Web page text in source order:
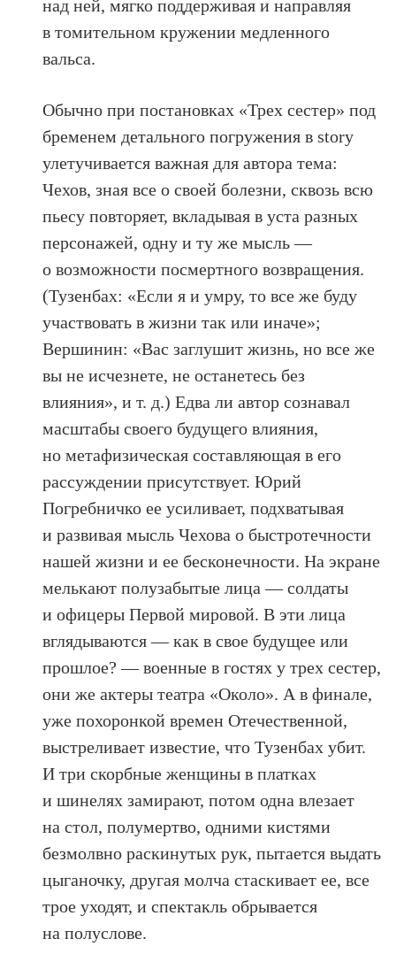
над ней, мягко поддерживая и направляя
в томительном кружении медленного
вальса.
Обычно при постановках «Трех сестер» под
бременем детального погружения в story
улетучивается важная для автора тема:
Чехов, зная все о своей болезни, сквозь всю
пьесу повторяет, вкладывая в уста разных
персонажей, одну и ту же мысль —
о возможности посмертного возвращения.
(Тузенбах: «Если я и умру, то все же буду
участвовать в жизни так или иначе»;
Вершинин: «Вас заглушит жизнь, но все же
вы не исчезнете, не останетесь без
влияния», и т. д.) Едва ли автор сознавал
масштабы своего будущего влияния,
но метафизическая составляющая в его
рассуждении присутствует. Юрий
Погребничко ее усиливает, подхватывая
и развивая мысль Чехова о быстротечности
нашей жизни и ее бесконечности. На экране
мелькают полузабытые лица — солдаты
и офицеры Первой мировой. В эти лица
вглядываются — как в свое будущее или
прошлое? — военные в гостях у трех сестер,
они же актеры театра «Около». А в финале,
уже похоронкой времен Отечественной,
выстреливает известие, что Тузенбах убит.
И три скорбные женщины в платках
и шинелях замирают, потом одна влезает
на стол, полумертво, одними кистями
безмолвно раскинутых рук, пытается выдать
цыганочку, другая молча стаскивает ее, все
трое уходят, и спектакль обрывается
на полуслове.